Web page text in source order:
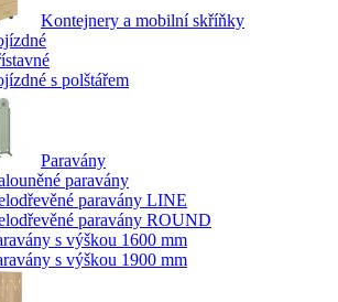
Kontejnery a mobilní skříňky
s polštářem
Paravány
paravány
paravány LINE
paravány ROUND
s výškou 1600 mm
s výškou 1900 mm